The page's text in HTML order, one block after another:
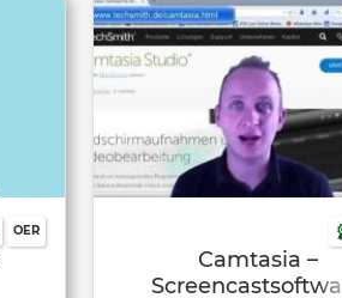
keine Grenzen gesetzt,
im urheberrechtlich und
sicheren Raum
OER
Camtasia –